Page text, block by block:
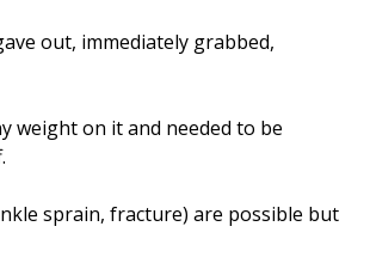
out, immediately grabbed,
weight on it and needed to be
sprain, fracture) are possible but